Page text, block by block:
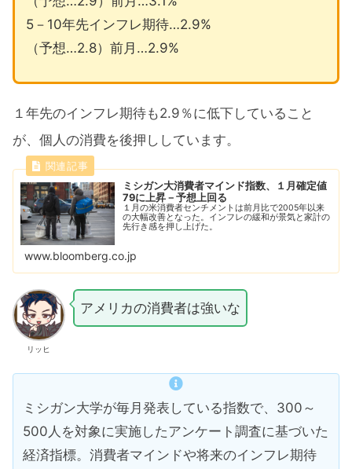
5－10年先インフレ期待…2.9%
（予想…2.8）前月…2.9%
１年先のインフレ期待も2.9％に低下していること
が、個人の消費を後押ししています。
ミシガン大消費者マインド指数、１月確定値
79に上昇－予想上回る
１月の米消費者センチメントは前月比で2005年以来
の大幅改善となった。インフレの緩和が景気と家計の
先行き感を押し上げた。
www.bloomberg.co.jp
リッヒ
アメリカの消費者は強いな
ミシガン大学が毎月発表している指数で、300～
500人を対象に実施したアンケート調査に基づいた
経済指標。消費者マインドや将来のインフレ期待